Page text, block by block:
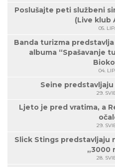
Poslušajte peti službeni
(Live klub
05.
Banda turizma predstavlja
albuma “Spašavanje
04.
Seine predstavljaju
29.
Ljeto je pred vratima, a
29.
Slick Stings predstavljaju
„3000
28.